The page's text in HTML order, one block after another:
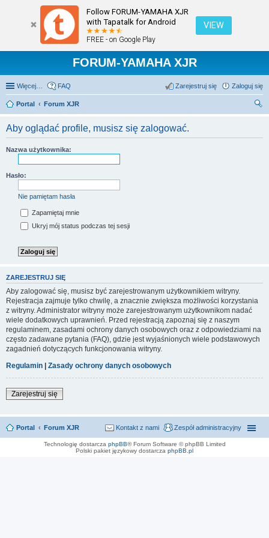
Follow FORUM-YAMAHA XJR
with Tapatalk for Android
FREE - on Google Play
VIEW
FORUM-YAMAHA XJR
Więcej… FAQ Zaloguj się
Zarejestruj się
Portal
Forum XJR
Aby oglądać profile, musisz się zalogować.
Nazwa użytkownika:
Hasło:
Nie pamiętam hasła
Zapamiętaj mnie
Ukryj mój status podczas tej sesji
ZAREJESTRUJ SIĘ
Aby zalogować się, musisz być zarejestrowanym użytkownikiem witryny.
Rejestracja zajmuje tylko chwilę, a znacznie zwiększa możliwości korzystania
z witryny. Administrator witryny może zarejestrowanym użytkownikom nadać
wiele dodatkowych uprawnień. Przed rejestracją zapoznaj się z naszym
regulaminem, zasadami ochrony danych osobowych oraz z odpowiedziami na
często zadawane pytania (FAQ), gdzie jest wyjaśnionych wiele podstawowych
zagadnień dotyczących funkcjonowania witryny.
Regulamin
Zasady ochrony danych osobowych
Zarejestruj się
Portal Forum XJR Zespół administracyjny
Kontakt z nami
Technologię dostarcza phpBB® Forum Software © phpBB Limited
Polski pakiet językowy dostarcza phpBB.pl